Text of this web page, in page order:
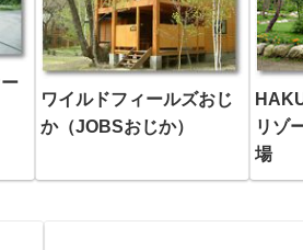
ワイルドフィールズおじ
か（JOBSおじか）
リゾ
場